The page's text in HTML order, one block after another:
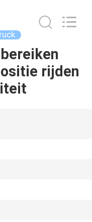
rijden